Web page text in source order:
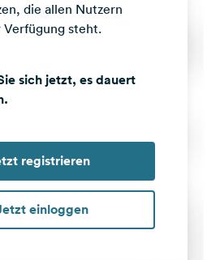
die allen Nutzern
Verfügung steht.
sich jetzt, es dauert
registrieren
einloggen